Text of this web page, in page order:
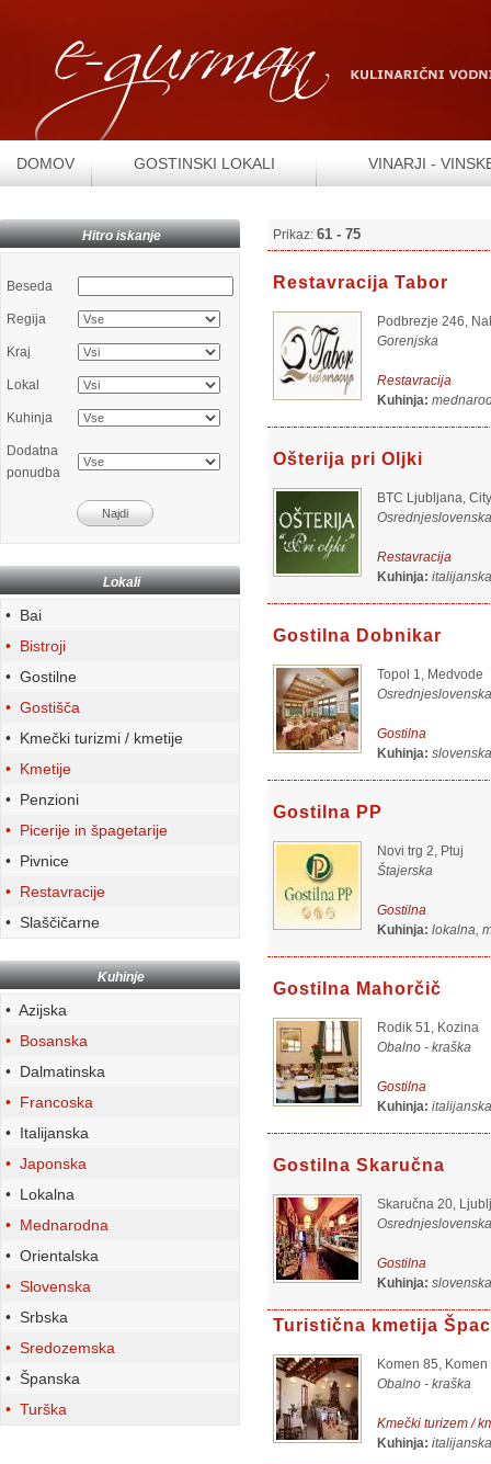
DOMOV GOSTINSKI LOKALI VINARJI -
Hitro iskanje
Beseda
Regija
Kraj
Lokal
Kuhinja
Dodatna
ponudba
Lokali
• Bai
• Bistroji
• Gostilne
• Gostišča
• Kmečki turizmi / kmetije
• Kmetije
• Penzioni
• Picerije in špagetarije
• Pivnice
• Restavracije
• Slaščičarne
Kuhinje
• Azijska
• Bosanska
• Dalmatinska
• Francoska
• Italijanska
• Japonska
• Lokalna
• Mednarodna
• Orientalska
• Slovenska
• Srbska
• Sredozemska
• Španska
• Turška
Prikaz: 61 - 75
Restavracija Tabor
Podbrezje 246,
Gorenjska
Restavracija
Kuhinja:
Ošterija pri Oljki
BTC Ljubljana,
Osrednjeslovenska
Restavracija
Kuhinja:
Gostilna Dobnikar
Topol 1, Medvode
Osrednjeslovenska
Gostilna
Kuhinja: slovenska
Gostilna PP
Novi trg 2, Ptuj
Štajerska
Gostilna
Kuhinja: lokalna,
Gostilna Mahorčič
Rodik 51, Kozina
Obalno - kraška
Gostilna
Kuhinja:
Gostilna Skaručna
Skaručna 20,
Osrednjeslovenska
Gostilna
Kuhinja: slovenska
Turistična kmetija
Komen 85, Komen
Obalno - kraška
Kmečki turizem /
Kuhinja: